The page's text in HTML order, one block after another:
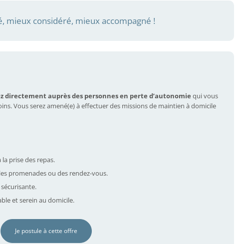
mieux considéré, mieux accompagné !
directement auprès des personnes en perte d’autonomie qui vous
Vous serez amené(e) à effectuer des missions de maintien à domicile
prise des repas.
promenades ou des rendez-vous.
et serein au domicile.
Je postule à cette offre